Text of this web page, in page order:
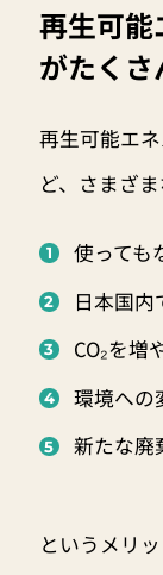
再生可能
がたくさ
再生可能エ
ど、さまざ
使っても
日本国内
CO₂を増
環境への
新たな廃
というメリ